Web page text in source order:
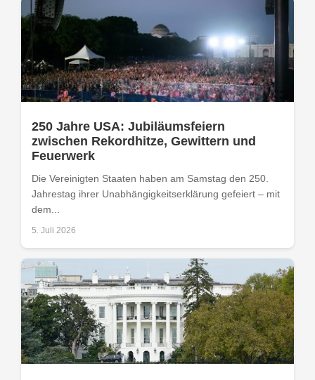
250 Jahre USA: Jubiläumsfeiern
zwischen Rekordhitze, Gewittern und
Feuerwerk
Die Vereinigten Staaten haben am Samstag den 250.
Jahrestag ihrer Unabhängigkeitserklärung gefeiert – mit
dem...
5. Juli 2026